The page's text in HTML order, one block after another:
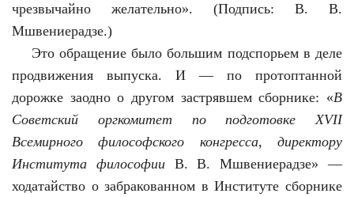
чрезвычайно желательно». (Подпись: В. В.
Мшвениерадзе.)
Это обращение было большим подспорьем в деле
продвижения выпуска. И — по протоптанной
дорожке заодно о другом застрявшем сборнике: «В
Советский оргкомитет по подготовке ХVII
Всемирного философского конгресса, директору
Института философии В. В. Мшвениерадзе» —
ходатайство о забракованном в Институте сборнике